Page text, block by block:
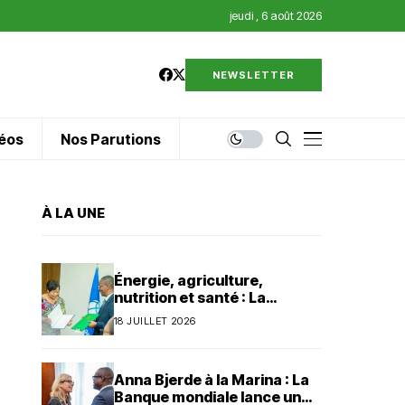
jeudi , 6 août 2026
NEWSLETTER
Nos Parutions
À LA UNE
Énergie, agriculture,
nutrition et santé : La
Banque mondiale injecte 320
18 JUILLET 2026
Anna Bjerde à la Marina : La
Banque mondiale lance un